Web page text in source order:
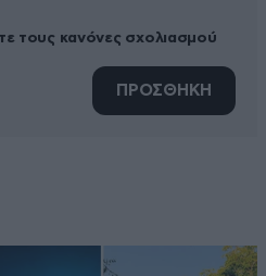
τους κανόνες σχολιασμού
ΠΡΟΣΘΗΚΗ